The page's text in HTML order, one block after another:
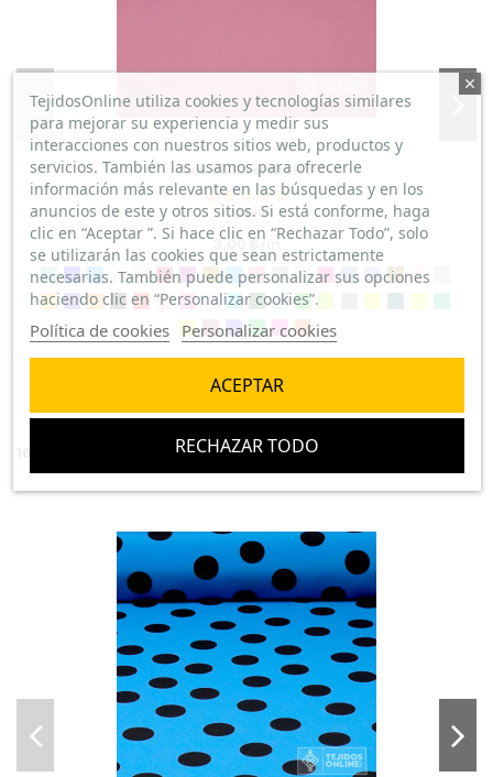
Estoy satisfecha con la rapidez que lo he recibido volveré a
comprar
(5/5) PARA BLUSA
PorMaria Pilar Binaburo Graciaen10/05/2022 Telas Crespón Lisos
Con buena caída .Para combinar con el plumeti en las
mangas. En mi blog de costura estoy explicando la
confección de las prendas para las que he comprado las
BUENA CALIDAD
PorTeresa Pareja Sánchezen30/04/2022
Compra Verificada
Aun no. La utice, sera para un vestido
(5 ) BUENA CALIDAD
Teresa Pareja Sánchez en 30/04/2022 Telas Crespón Lisos
Compra Verificada
Tela de Stretch Liso
1 opinión
3,00 €/m
16 otros productos en la misma categoría:
TejidosOnline utiliza cookies y tecnologías similares
para mejorar su experiencia y medir sus
interacciones con nuestros sitios web, productos y
servicios. También las usamos para ofrecerle
información más relevante en las búsquedas y en los
anuncios de este y otros sitios. Si está conforme, haga
clic en “Aceptar ”. Si hace clic en “Rechazar Todo”, solo
se utilizarán las cookies que sean estrictamente
necesarias. También puede personalizar sus opciones
haciendo clic en “Personalizar cookies”.
Política de cookies Personalizar cookies
RECHAZAR TODO
ACEPTAR